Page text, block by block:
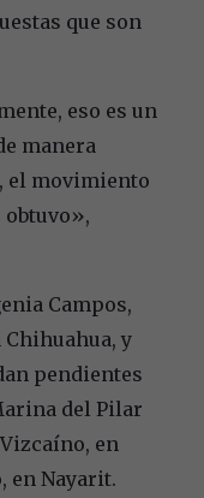
que son
eso es un
manera
el movimiento
obtuvo»,
Campos,
Chihuahua, y
pendientes
del Pilar
en
en Nayarit.